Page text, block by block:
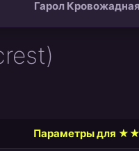
Гарол Кровожадная
Параметры для